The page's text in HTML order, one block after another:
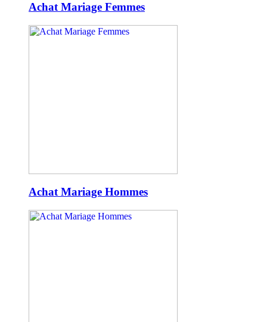
Achat Mariage Femmes
Achat Mariage Hommes